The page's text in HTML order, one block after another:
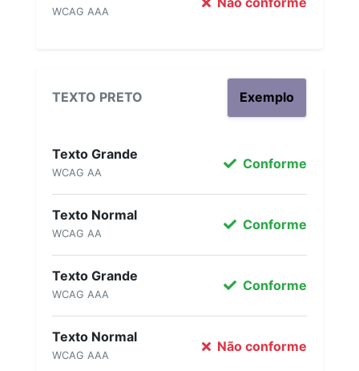
WCAG AAA
TEXTO PRETO Exemplo
Texto Grande
WCAG AA
Conforme
Texto Normal
WCAG AA
Conforme
Texto Grande
WCAG AAA
Conforme
Texto Normal
WCAG AAA
Não conforme